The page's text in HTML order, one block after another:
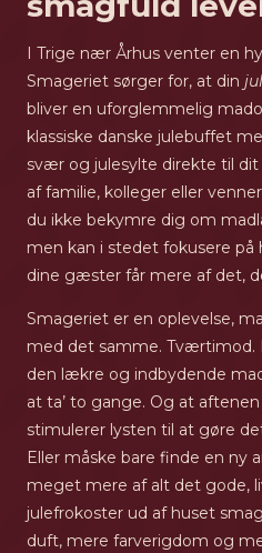
I Trige nær Århus venter en
Smageriet sørger for, at din
bliver en uforglemmelig
klassiske danske julebuffet
svær og julesylte direkte til
af familie, kolleger eller
du ikke bekymre dig om
men kan i stedet fokusere
dine gæster får mere af det,
Smageriet er en oplevelse,
med det samme. Tværtimod.
den lækre og indbydende
at ta’ to gange. Og at
stimulerer lysten til at gøre
Eller måske bare finde en ny
meget mere af alt det gode,
julefrokoster ud af huset
duft, mere farverigdom og